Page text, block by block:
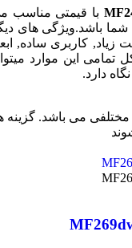
با قیمتی مناسب
شما باشد.ویژگی های
کاربری ساده,
این موارد
دارد.
مختلفی می باشد. گزینه